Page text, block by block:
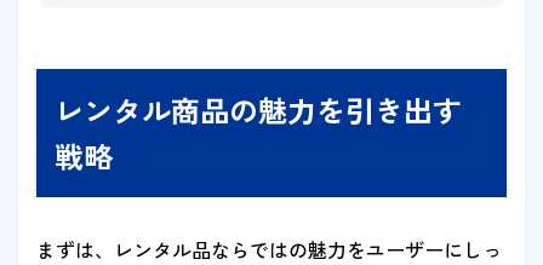
レンタル商品の魅力を引き出す
戦略
まずは、レンタル品ならではの魅力をユーザーにしっ